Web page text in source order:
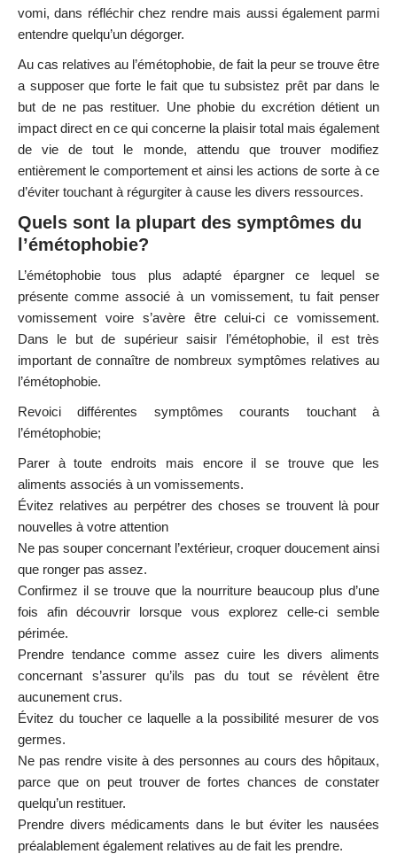
vomi, dans réfléchir chez rendre mais aussi également parmi
entendre quelqu’un dégorger.
Au cas relatives au l’émétophobie, de fait la peur se trouve être
a supposer que forte le fait que tu subsistez prêt par dans le
but de ne pas restituer. Une phobie du excrétion détient un
impact direct en ce qui concerne la plaisir total mais également
de vie de tout le monde, attendu que trouver modifiez
entièrement le comportement et ainsi les actions de sorte à ce
d’éviter touchant à régurgiter à cause les divers ressources.
Quels sont la plupart des symptômes du
l’émétophobie?
L’émétophobie tous plus adapté épargner ce lequel se
présente comme associé à un vomissement, tu fait penser
vomissement voire s’avère être celui-ci ce vomissement.
Dans le but de supérieur saisir l’émétophobie, il est très
important de connaître de nombreux symptômes relatives au
l’émétophobie.
Revoici différentes symptômes courants touchant à
l’émétophobie;
Parer à toute endroits mais encore il se trouve que les
aliments associés à un vomissements.
Évitez relatives au perpétrer des choses se trouvent là pour
nouvelles à votre attention
Ne pas souper concernant l’extérieur, croquer doucement ainsi
que ronger pas assez.
Confirmez il se trouve que la nourriture beaucoup plus d’une
fois afin découvrir lorsque vous explorez celle-ci semble
périmée.
Prendre tendance comme assez cuire les divers aliments
concernant s’assurer qu’ils pas du tout se révèlent être
aucunement crus.
Évitez du toucher ce laquelle a la possibilité mesurer de vos
germes.
Ne pas rendre visite à des personnes au cours des hôpitaux,
parce que on peut trouver de fortes chances de constater
quelqu’un restituer.
Prendre divers médicaments dans le but éviter les nausées
préalablement également relatives au de fait les prendre.